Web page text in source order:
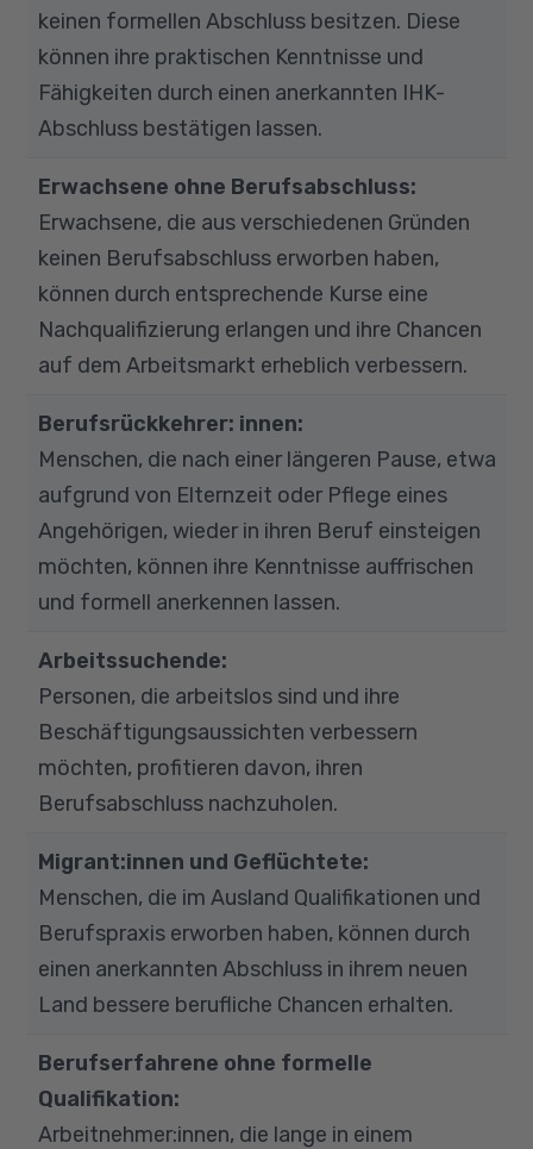
keinen formellen Abschluss besitzen. Diese
können ihre praktischen Kenntnisse und
Fähigkeiten durch einen anerkannten IHK-
Abschluss bestätigen lassen.
Erwachsene ohne Berufsabschluss:
Erwachsene, die aus verschiedenen Gründen
keinen Berufsabschluss erworben haben,
können durch entsprechende Kurse eine
Nachqualifizierung erlangen und ihre Chancen
auf dem Arbeitsmarkt erheblich verbessern.
Berufsrückkehrer: innen:
Menschen, die nach einer längeren Pause, etwa
aufgrund von Elternzeit oder Pflege eines
Angehörigen, wieder in ihren Beruf einsteigen
möchten, können ihre Kenntnisse auffrischen
und formell anerkennen lassen.
Arbeitssuchende:
Personen, die arbeitslos sind und ihre
Beschäftigungsaussichten verbessern
möchten, profitieren davon, ihren
Berufsabschluss nachzuholen.
Migrant:innen und Geflüchtete:
Menschen, die im Ausland Qualifikationen und
Berufspraxis erworben haben, können durch
einen anerkannten Abschluss in ihrem neuen
Land bessere berufliche Chancen erhalten.
Berufserfahrene ohne formelle
Qualifikation:
Arbeitnehmer:innen, die lange in einem